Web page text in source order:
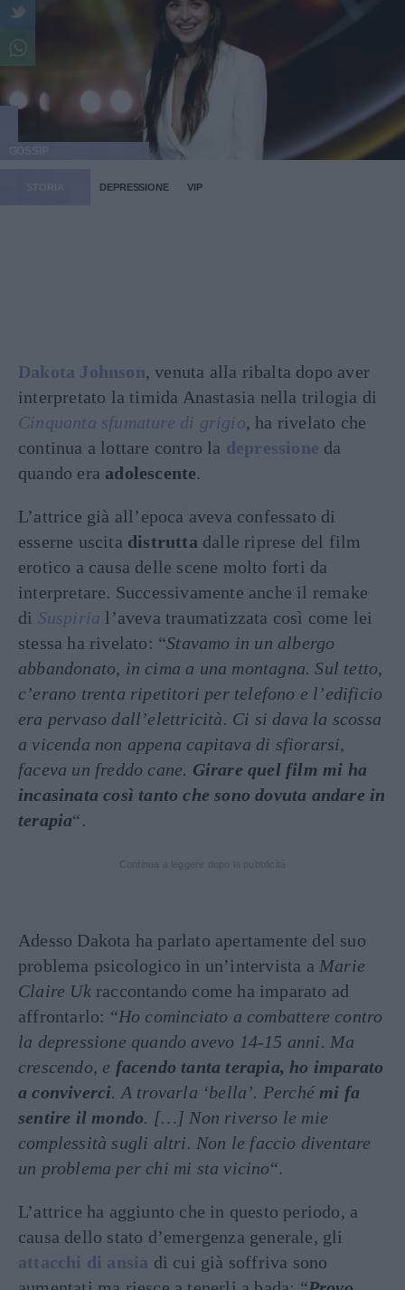
DEPRESSIONE VIP
Dakota Johnson, venuta alla ribalta dopo aver
interpretato la timida Anastasia nella trilogia di
Cinquanta sfumature di grigio, ha rivelato che
continua a lottare contro la depressione da
quando era adolescente.
L’attrice già all’epoca aveva confessato di
esserne uscita distrutta dalle riprese del film
erotico a causa delle scene molto forti da
interpretare. Successivamente anche il remake
di Suspiria l’aveva traumatizzata così come lei
stessa ha rivelato: “Stavamo in un albergo
abbandonato, in cima a una montagna. Sul tetto,
c’erano trenta ripetitori per telefono e l’edificio
era pervaso dall’elettricità. Ci si dava la scossa
a vicenda non appena capitava di sfiorarsi,
faceva un freddo cane. Girare quel film mi ha
incasinata così tanto che sono dovuta andare in
terapia“.
Adesso Dakota ha parlato apertamente del suo
problema psicologico in un’intervista a Marie
Claire Ukraccontando come ha imparato ad
affrontarlo: “Ho cominciato a combattere contro
la depressione quando avevo 14-15 anni. Ma
crescendo, e facendo tanta terapia, ho imparato
a conviverci. A trovarla ‘bella’. Perché mi fa
sentire il mondo. […] Non riverso le mie
complessità sugli altri. Non le faccio diventare
un problema per chi mi sta vicino“.
L’attrice ha aggiunto che in questo periodo, a
causa dello stato d’emergenza generale, gli
attacchi di ansia di cui già soffriva sono